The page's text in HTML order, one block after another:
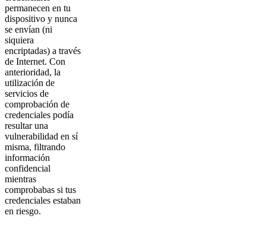
permanecen en tu
dispositivo y nunca
se envían (ni
siquiera
encriptadas) a través
de Internet. Con
anterioridad, la
utilización de
servicios de
comprobación de
credenciales podía
resultar una
vulnerabilidad en sí
misma, filtrando
información
confidencial
mientras
comprobabas si tus
credenciales estaban
en riesgo.